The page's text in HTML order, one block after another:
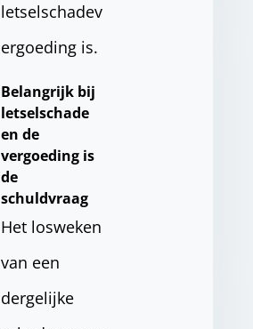
letselschadev
ergoeding is.
Belangrijk bij
letselschade
en de
vergoeding is
de
schuldvraag
Het losweken
van een
dergelijke